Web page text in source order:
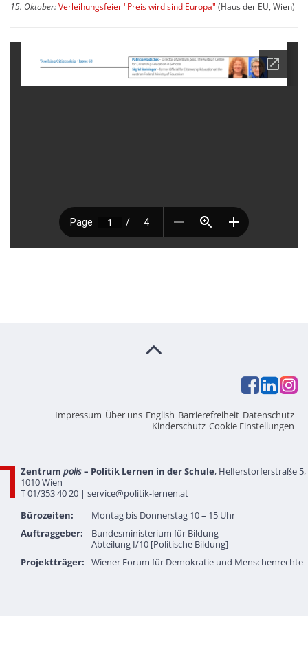
15. Oktober:Verleihungsfeier "Preis wird sind Europa" (Haus der EU, Wien)
Impressum Über uns English Barrierefreiheit Datenschutz
Kinderschutz Cookie Einstellungen
Zentrum polis– Politik Lernen in der Schule, Helferstorferstraße 5,
1010 Wien
T 01/353 40 20 | service@politik-lernen.at
Bürozeiten:
Montag bis Donnerstag 10 – 15 Uhr
Auftraggeber:
Bundesministerium für Bildung
Abteilung I/10 [Politische Bildung]
Projektträger:
Wiener Forum für Demokratie und Menschenrechte